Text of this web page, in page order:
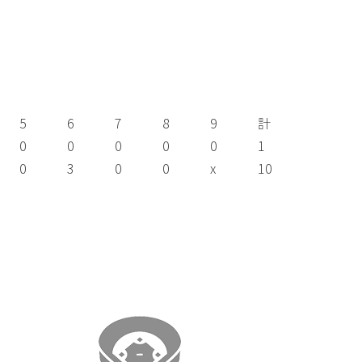
5 6 7 8 9
計
0 0 0 0 0
1
0 3 0 0 x 10